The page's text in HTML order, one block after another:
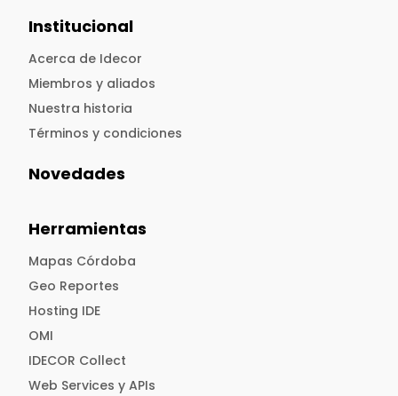
Institucional
Acerca de Idecor
Miembros y aliados
Nuestra historia
Términos y condiciones
Novedades
Herramientas
Mapas Córdoba
Geo Reportes
Hosting IDE
OMI
IDECOR Collect
Web Services y APIs